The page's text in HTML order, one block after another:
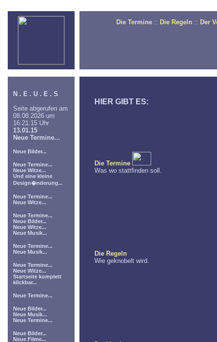
Die Termine :: Die Regeln :: Der
N . E . U . E . S
Seite abgerufen am
08.08.2026 um
16:21:15 Uhr
13.01.15
Neue Termine...
Neue Bilder...
Neue Termine...
Neue Witze...
Und eine kleine
Design�nderung...
Neue Termine...
Neue Witze...
Neue Termine...
Neue Bilder...
Neue Witze...
Neue Musik...
Neue Termine...
Neue Musik...
Neue Termine...
Neue Witze...
Startseite komplett
klickbar...
Neue Termine...
Neue Bilder...
Neue Musik...
Neue Termine...
Neue Bilder...
Neue Filme...
HIER GIBT ES:
Die Termine
Was wo stattfinden soll.
Die Regeln
Wie geknobelt wird.